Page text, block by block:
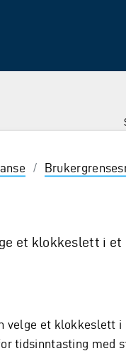
/
et klokkeslett i et
velge et klokkeslett i
tidsinntasting med